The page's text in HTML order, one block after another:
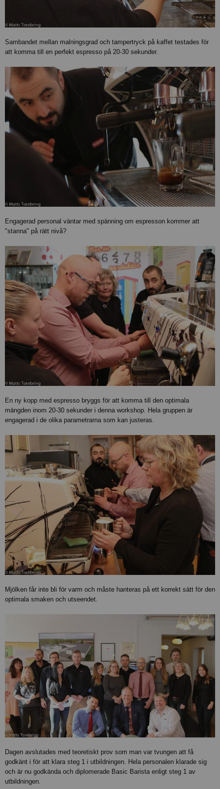
Sambandet mellan malningsgrad och tampertryck på kaffet testades för
att komma till en perfekt espresso på 20-30 sekunder.
Engagerad personal väntar med spänning om espresson kommer att
"stanna" på rätt nivå?
En ny kopp med espresso bryggs för att komma till den optimala
mängden inom 20-30 sekunder i denna workshop. Hela gruppen är
engagerad i de olika parametrarna som kan justeras.
Mjölken får inte bli för varm och måste hanteras på ett korrekt sätt för den
optimala smaken och utseendet.
Dagen avslutades med teoretiskt prov som man var tvungen att få
godkänt i för att klara steg 1 i utbildningen. Hela personalen klarade sig
och är nu godkända och diplomerade Basic Barista enligt steg 1 av
utbildningen.